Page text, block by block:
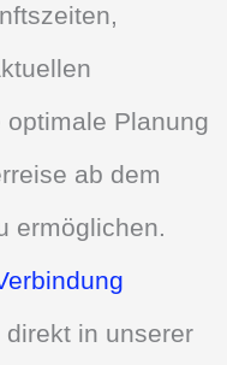
Planung
ab dem
ermöglichen.
in unserer